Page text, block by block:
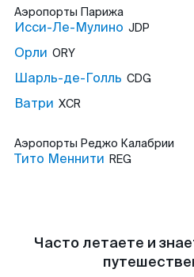
Аэропорты Парижа
Исси-Ле-Мулино JDP
Орли ORY
Шарль-де-Голль CDG
Ватри XCR
Аэропорты Реджо Калабрии
Тито Меннити REG
Часто летаете и